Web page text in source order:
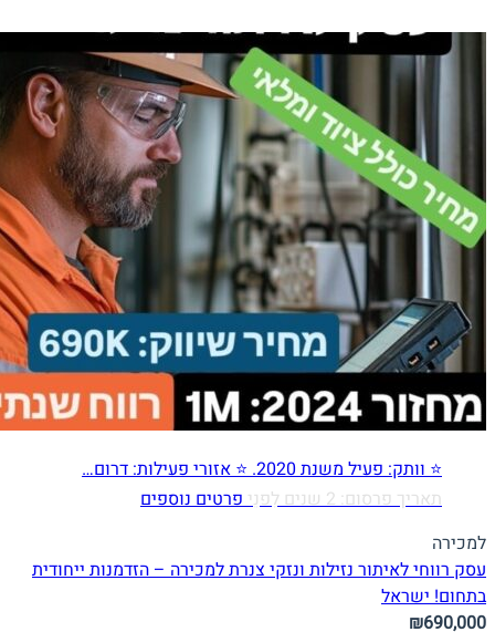
⭐ וותק: פעיל משנת 2020. ⭐ אזורי פעילות: דרום…
תאריך פרסום: 2 שנים לִפנֵי
פרטים נוספים
למכירה
עסק רווחי לאיתור נזילות ונזקי צנרת למכירה – הזדמנות ייחודית
בתחום!ישראל
₪690,000